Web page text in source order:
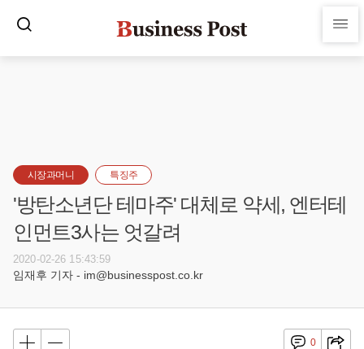
시장과머니 특징주
'방탄소년단 테마주' 대체로 약세, 엔터테
인먼트3사는 엇갈려
2020-02-26 15:43:59
임재후 기자 - im@businesspost.co.kr
0